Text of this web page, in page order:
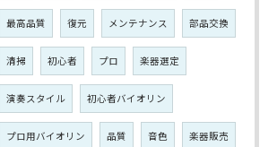
最高品質 復元 メンテナンス 部品交換
清掃 初心者 プロ 楽器選定
演奏スタイル 初心者バイオリン
プロ用バイオリン 品質 音色 楽器販売